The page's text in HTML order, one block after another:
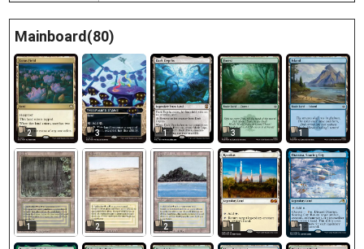
Mainboard(80)
2 3 1 3 1
1 2 2 1 1